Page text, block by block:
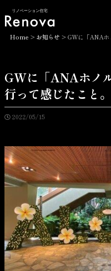
リノベーション住宅
Home > お知らせ > GWに「ANAホ
GWに「ANAホノ
行って感じたこと。
2022/05/15